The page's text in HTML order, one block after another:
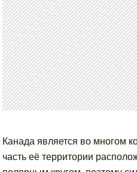
Канада является во многом
часть её территории